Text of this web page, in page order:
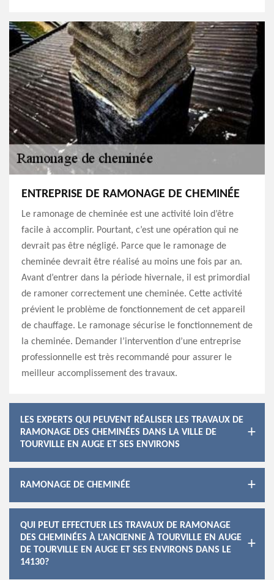
ENTREPRISE DE RAMONAGE DE CHEMINÉE
Le ramonage de cheminée est une activité loin d’être
facile à accomplir. Pourtant, c’est une opération qui ne
devrait pas être négligé. Parce que le ramonage de
cheminée devrait être réalisé au moins une fois par an.
Avant d’entrer dans la période hivernale, il est primordial
de ramoner correctement une cheminée. Cette activité
prévient le problème de fonctionnement de cet appareil
de chauffage. Le ramonage sécurise le fonctionnement de
la cheminée. Demander l’intervention d’une entreprise
professionnelle est très recommandé pour assurer le
meilleur accomplissement des travaux.
LES EXPERTS QUI PEUVENT RÉALISER LES TRAVAUX DE
RAMONAGE DES CHEMINÉES DANS LA VILLE DE
TOURVILLE EN AUGE ET SES ENVIRONS
RAMONAGE DE CHEMINÉE
QUI PEUT EFFECTUER LES TRAVAUX DE RAMONAGE
DES CHEMINÉES À L'ANCIENNE À TOURVILLE EN AUGE
DE TOURVILLE EN AUGE ET SES ENVIRONS DANS LE
14130?